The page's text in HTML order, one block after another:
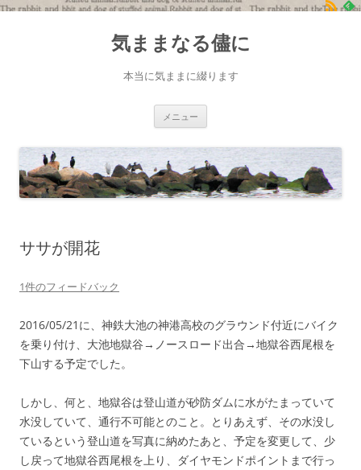
コ
気ままなる儘に
本当に気ままに綴ります
メニュー
ササが開花
1件のフィードバック
2016/05/21に、神鉄大池の神港高校のグラウンド付近にバイク
を乗り付け、大池地獄谷→ノースロード出合→地獄谷西尾根を
下山する予定でした。
しかし、何と、地獄谷は登山道が砂防ダムに水がたまっていて
水没していて、通行不可能とのこと。とりあえず、その水没し
ているという登山道を写真に納めたあと、予定を変更して、少
し戻って地獄谷西尾根を上り、ダイヤモンドポイントまで行っ